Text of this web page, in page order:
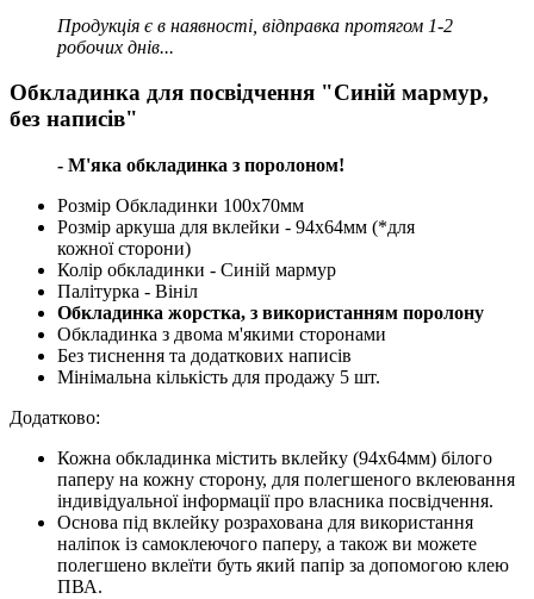
Продукція є в наявності, відправка протягом 1-2
робочих днів...
Обкладинка для посвідчення "Синій мармур,
без написів"
- М'яка обкладинка з поролоном!
Розмір Обкладинки 100х70мм
Розмір аркуша для вклейки - 94х64мм (*для
кожної сторони)
Колір обкладинки - Синій мармур
Палітурка - Вініл
Обкладинка жорстка, з використанням поролону
Обкладинка з двома м'якими сторонами
Без тиснення та додаткових написів
Мінімальна кількість для продажу 5 шт.
Додатково:
Кожна обкладинка містить вклейку (94х64мм) білого
паперу на кожну сторону, для полегшеного вклеювання
індивідуальної інформації про власника посвідчення.
Основа під вклейку розрахована для використання
наліпок із самоклеючого паперу, а також ви можете
полегшено вклеїти буть який папір за допомогою клею
ПВА.